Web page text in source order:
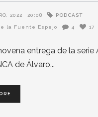
2022 20:08 PODCAST
la Fuente Espejo 4 17
entrega de la serie
de Álvaro